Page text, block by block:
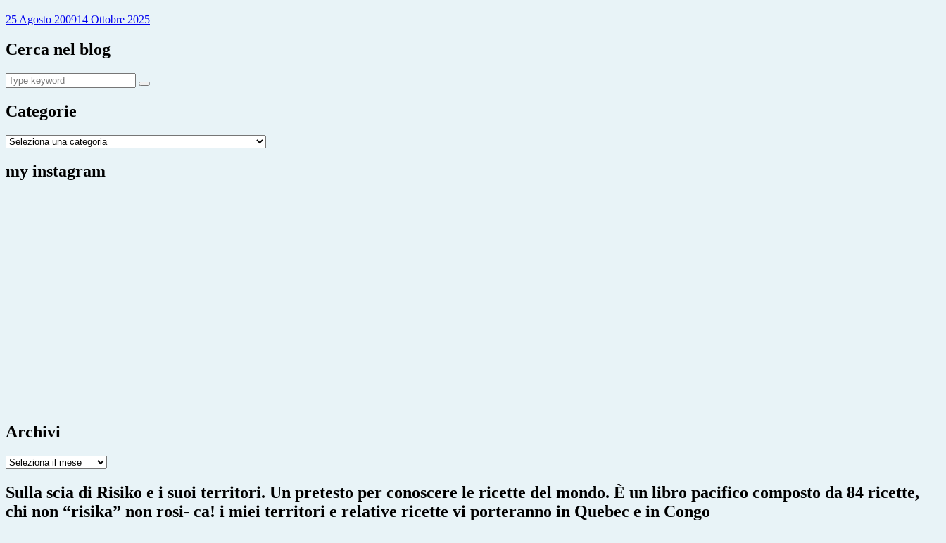
25 Agosto 200914 Ottobre 2025
Cerca nel blog
Search
for:
Search
Categorie
Categorie
my instagram
Archivi
Archivi
Sulla scia di Risiko e i suoi territori. Un pretesto per conoscere le ricette del mondo. È un libro pacifico composto da 84 ricette,
chi non “risika” non rosi- ca! i miei territori e relative ricette vi porteranno in Quebec e in Congo